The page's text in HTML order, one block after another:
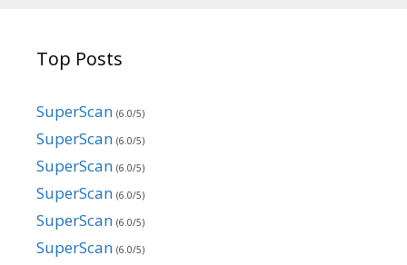
Top Posts
SuperScan (6.0/5)
SuperScan (6.0/5)
SuperScan (6.0/5)
SuperScan (6.0/5)
SuperScan (6.0/5)
SuperScan (6.0/5)